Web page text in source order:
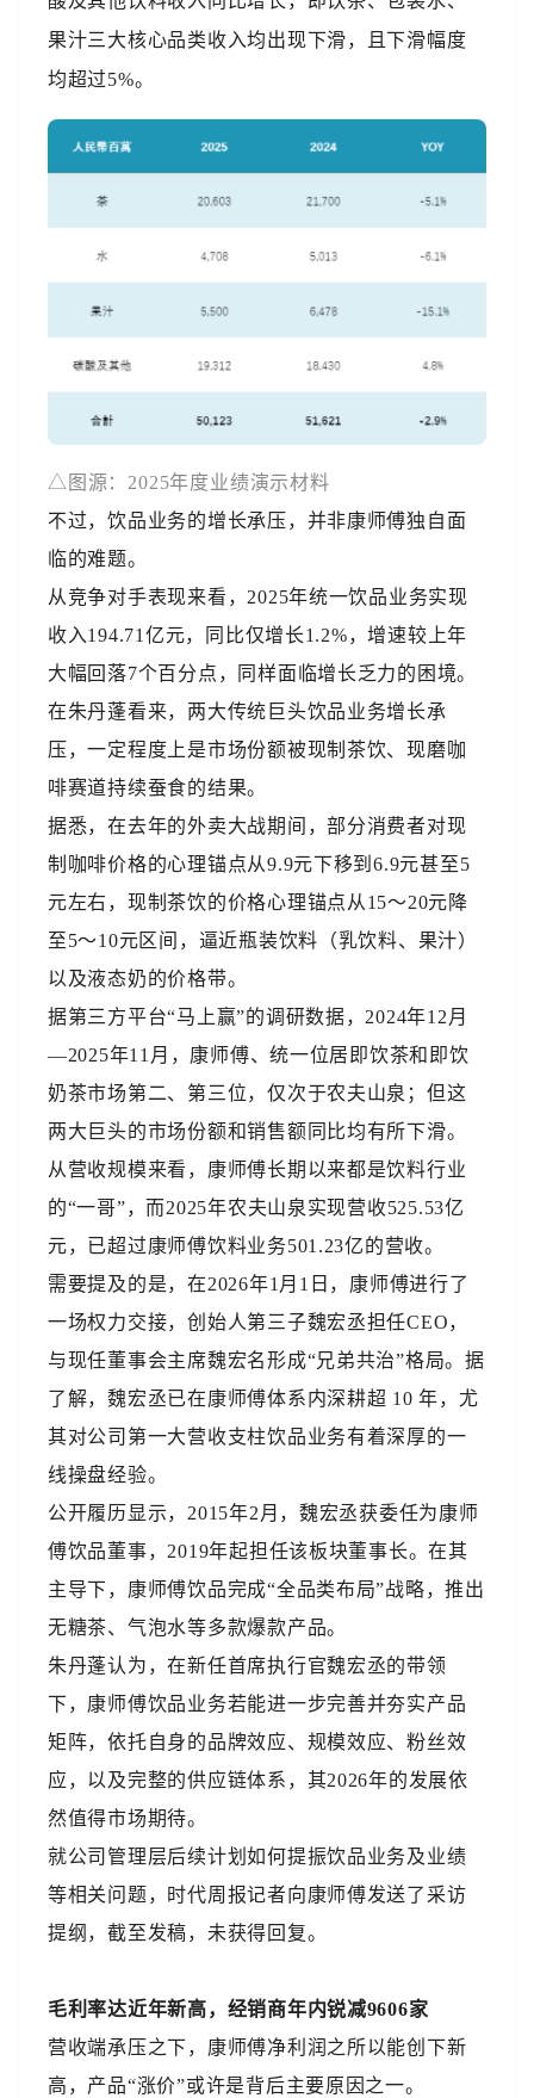
果汁三大核心品类收入均出现下滑，且下滑幅度
均超过5%。
△ 图源：2025年度业绩演示材料
不过，饮品业务的增长承压，并非康师傅独自面
临的难题。
从竞争对手表现来看，2025年统一饮品业务实现
收入194.71亿元，同比仅增长1.2%，增速较上年
大幅回落7个百分点，同样面临增长乏力的困境。
在朱丹蓬看来，两大传统巨头饮品业务增长承
压，一定程度上是市场份额被现制茶饮、现磨咖
啡赛道持续蚕食的结果。
据悉，在去年的外卖大战期间，部分消费者对现
制咖啡价格的心理锚点从9.9元下移到6.9元甚至5
元左右，现制茶饮的价格心理锚点从15～20元降
至5～10元区间，逼近瓶装饮料（乳饮料、果汁）
以及液态奶的价格带。
据第三方平台“马上赢”的调研数据，2024年12月
—2025年11月，康师傅、统一位居即饮茶和即饮
奶茶市场第二、第三位，仅次于农夫山泉；但这
两大巨头的市场份额和销售额同比均有所下滑。
从营收规模来看，康师傅长期以来都是饮料行业
的“一哥”，而2025年农夫山泉实现营收525.53亿
元，已超过康师傅饮料业务501.23亿的营收。
需要提及的是，在2026年1月1日，康师傅进行了
一场权力交接，创始人第三子魏宏丞担任CEO，
与现任董事会主席魏宏名形成“兄弟共治”格局。据
了解，魏宏丞已在康师傅体系内深耕超 10 年，尤
其对公司第一大营收支柱饮品业务有着深厚的一
线操盘经验。
公开履历显示，2015年2月，魏宏丞获委任为康师
傅饮品董事，2019年起担任该板块董事长。在其
主导下，康师傅饮品完成“全品类布局”战略，推出
无糖茶、气泡水等多款爆款产品。
朱丹蓬认为，在新任首席执行官魏宏丞的带领
下，康师傅饮品业务若能进一步完善并夯实产品
矩阵，依托自身的品牌效应、规模效应、粉丝效
应，以及完整的供应链体系，其2026年的发展依
然值得市场期待。
就公司管理层后续计划如何提振饮品业务及业绩
等相关问题，时代周报记者向康师傅发送了采访
提纲，截至发稿，未获得回复。
毛利率达近年新高，经销商年内锐减9606家
营收端承压之下，康师傅净利润之所以能创下新
高，产品“涨价”或许是背后主要原因之一。